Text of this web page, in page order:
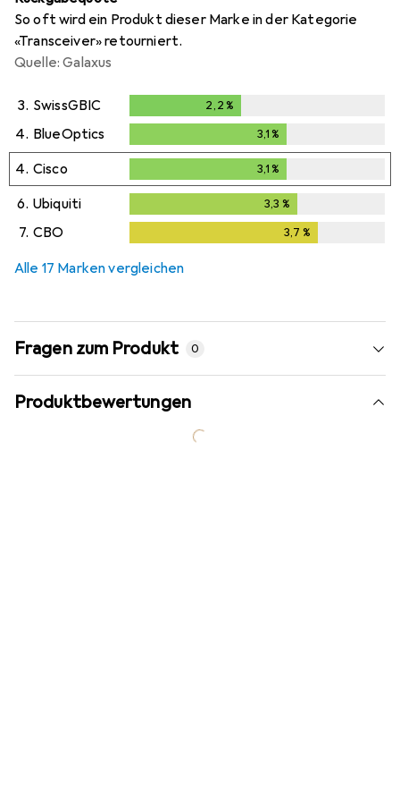
So oft wird ein Produkt dieser Marke in der Kategorie
«Transceiver» retourniert.
Quelle: Galaxus
3. SwissGBIC 2,2 %
4. BlueOptics 3,1 %
4. Cisco 3,1 %
6. Ubiquiti 3,3 %
7. CBO 3,7 %
Alle 17 Marken vergleichen
Fragen zum Produkt 0
Produktbewertungen